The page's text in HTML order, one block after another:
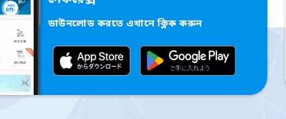
ডাউনলোড করতে এখানে ক্লিক করুন